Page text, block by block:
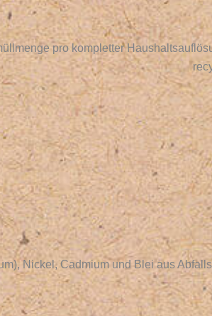
pro kompletter
Nickel, Cadmium und Blei aus